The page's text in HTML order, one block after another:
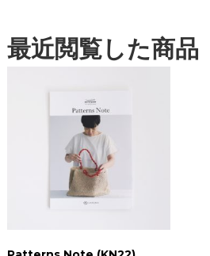
最近閲覧した商品